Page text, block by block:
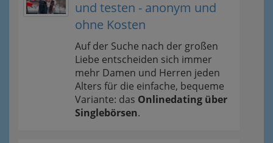
und testen - anonym und
ohne Kosten
Auf der Suche nach der großen
Liebe entscheiden sich immer
mehr Damen und Herren jeden
Alters für die einfache, bequeme
Variante: das Onlinedating über
Singlebörsen.